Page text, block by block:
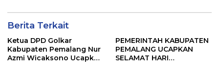
Berita Terkait
Ketua DPD Golkar
Kabupaten Pemalang Nur
Azmi Wicaksono Ucapkan
PEMERINTAH KABUPATEN
PEMALANG UCAPKAN
SELAMAT HARI